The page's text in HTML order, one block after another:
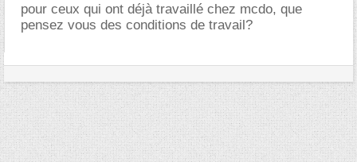
pour ceux qui ont déjà travaillé chez mcdo, que
pensez vous des conditions de travail?